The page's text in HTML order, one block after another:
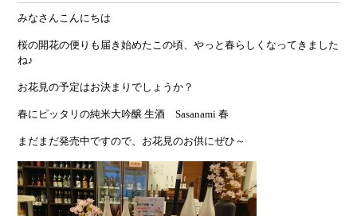
みなさんこんにちは
桜の開花の便りも届き始めたこの頃、やっと春らしくなってきました
ね♪
お花見の予定はお決まりでしょうか？
春にピッタリの純米大吟醸 生酒 Sasanami 春
まだまだ発売中ですので、お花見のお供にぜひ～